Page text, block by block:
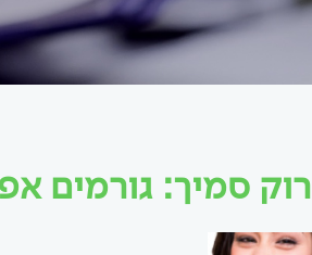
רוק סמיך: גורמים